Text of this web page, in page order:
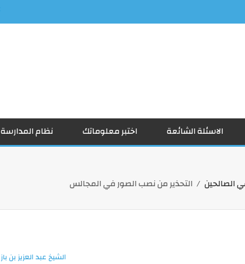
الاسئلة الشائعة اختبر معلوماتك نظام المدارسة
الصالحين التحذير من نصب الصور في المجالس
الشيخ عبد العزيز بن باز